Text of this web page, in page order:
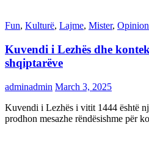
Fun, Kulturë, Lajme, Mister,
Kuvendi i Lezhës dhe
shqiptarëve
adminadmin March 3, 2025
Kuvendi i Lezhës i vitit 1444 është
prodhon mesazhe rëndësishme për